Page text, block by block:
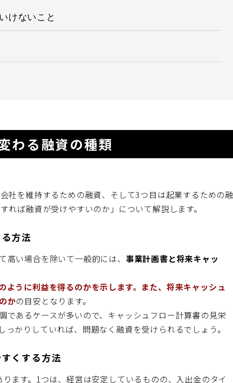
けないこと
わる融資の種類
社を維持するための融資、そして3つ目は起業するための融
ば融資が受けやすいのか」について解説します。
方法
い場合を除いて一般的には、 事業計画書と将来キャッ
ように利益を得るのかを示します。また、将来キャッシュ
かの目安となります。
であるケースが多いので、キャッシュフロー計算書の見栄
かりしていれば、問題なく融資を受けられるでしょう。
くする方法
ます。1つは、経営は安定しているものの、入出金のタイ